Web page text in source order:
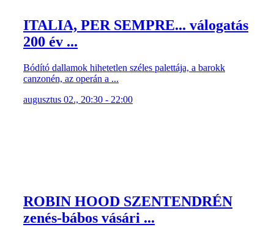
ITALIA, PER SEMPRE... válogatás
200 év ...
Bódító dallamok hihetetlen széles palettája, a barokk
canzonén, az operán a ...
augusztus 02., 20:30 - 22:00
ROBIN HOOD SZENTENDRÉN
zenés-bábos vásári ...